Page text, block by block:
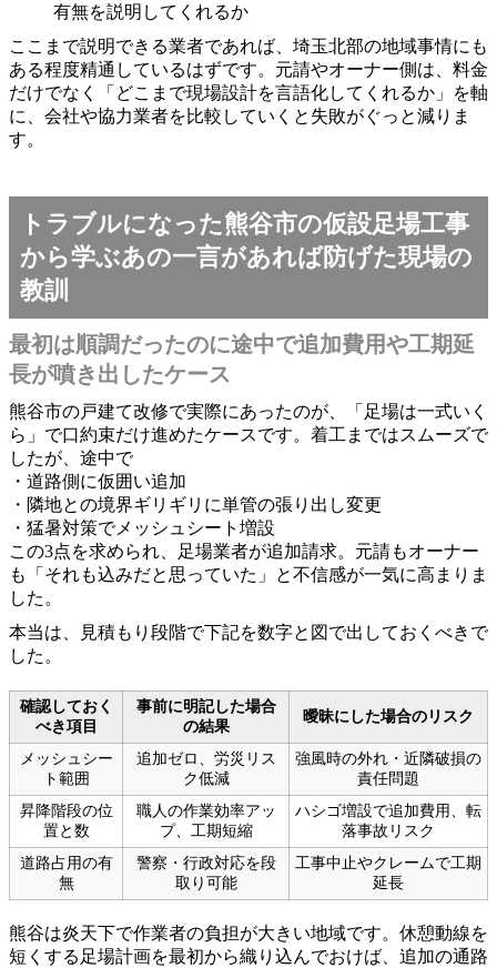
有無を説明してくれるか
ここまで説明できる業者であれば、埼玉北部の地域事情にも
ある程度精通しているはずです。元請やオーナー側は、料金
だけでなく「どこまで現場設計を言語化してくれるか」を軸
に、会社や協力業者を比較していくと失敗がぐっと減りま
す。
トラブルになった熊谷市の仮設足場工事
から学ぶあの一言があれば防げた現場の
教訓
最初は順調だったのに途中で追加費用や工期延
長が噴き出したケース
熊谷市の戸建て改修で実際にあったのが、「足場は一式いく
ら」で口約束だけ進めたケースです。着工まではスムーズで
したが、途中で
・道路側に仮囲い追加
・隣地との境界ギリギリに単管の張り出し変更
・猛暑対策でメッシュシート増設
この3点を求められ、足場業者が追加請求。元請もオーナー
も「それも込みだと思っていた」と不信感が一気に高まりま
した。
本当は、見積もり段階で下記を数字と図で出しておくべきで
した。
確認しておく
べき項目
事前に明記した場合
の結果
曖昧にした場合のリスク
メッシュシー
ト範囲
追加ゼロ、労災リス
ク低減
強風時の外れ・近隣破損の
責任問題
昇降階段の位
置と数
職人の作業効率アッ
プ、工期短縮
ハシゴ増設で追加費用、転
落事故リスク
道路占用の有
無
警察・行政対応を段
取り可能
工事中止やクレームで工期
延長
熊谷は炎天下で作業者の負担が大きい地域です。休憩動線を
短くする足場計画を最初から織り込んでおけば、追加の通路